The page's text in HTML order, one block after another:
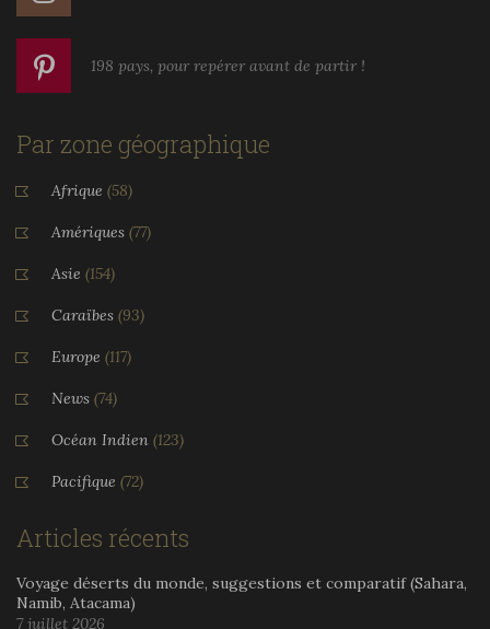
198 pays, pour repérer avant de partir !
Par zone géographique
Afrique (58)
Amériques (77)
Asie (154)
Caraïbes (93)
Europe (117)
News (74)
Océan Indien (123)
Pacifique (72)
Articles récents
Voyage déserts du monde, suggestions et comparatif (Sahara,
Namib, Atacama)
7 juillet 2026